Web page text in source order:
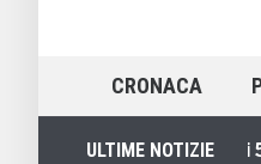
CRONACA
ULTIME NOTIZIE
Viaggi di Gruppo: i 5